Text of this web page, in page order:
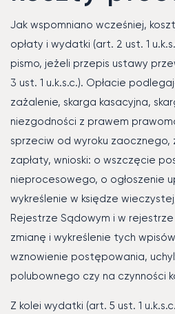
Jak wspomniano wcześniej,
opłaty i wydatki (art. 2 ust. 1
pismo, jeżeli przepis ustawy
3 ust. 1 u.k.s.c.). Opłacie
zażalenie, skarga kasacyjna,
niezgodności z prawem
sprzeciw od wyroku zaocznego,
zapłaty, wnioski: o wszczęcie
nieprocesowego, o ogłoszenie
wykreślenie w księdze
Rejestrze Sądowym i w
zmianę i wykreślenie tych
wznowienie postępowania,
polubownego czy na czynności
Z kolei wydatki (art. 5 ust. 1